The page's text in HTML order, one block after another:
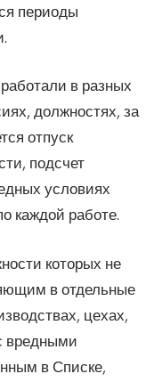
периоды
в разных
должностях, за
отпуск
подсчет
условиях
каждой работе.
которых не
в отдельные
цехах,
вредными
в Списке,